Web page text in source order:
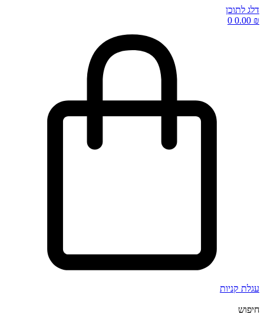
דלג לתוכן
0.00 ₪
0
עגלת קניות
חיפוש